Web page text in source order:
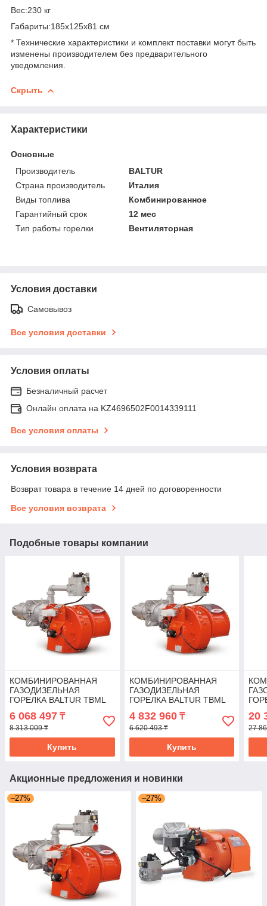
Вес:230 кг
Габариты:185x125x81 см
* Технические характеристики и комплект поставки могут быть
изменены производителем без предварительного
уведомления.
Скрыть
Характеристики
Основные
Производитель
BALTUR
Страна производитель
Италия
Виды топлива
Комбинированное
Гарантийный срок
12 мес
Тип работы горелки
Вентиляторная
Условия доставки
Самовывоз
Все условия доставки
Условия оплаты
Безналичный расчет
Онлайн оплата на KZ4696502F0014339111
Все условия оплаты
Условия возврата
Возврат товара в течение 14 дней по договоренности
Все условия возврата
Подобные товары компании
КОМБИНИРОВАННАЯ
ГАЗОДИЗЕЛЬНАЯ
ГОРЕЛКА BALTUR TBML
6 068 497 ₸
8 313 009 ₸
Купить
КОМБИНИРОВАННАЯ
ГАЗОДИЗЕЛЬНАЯ
ГОРЕЛКА BALTUR TBML
4 832 960₸
6 620 493 ₸
Купить
20
27
Акционные предложения и новинки
–27% –27%